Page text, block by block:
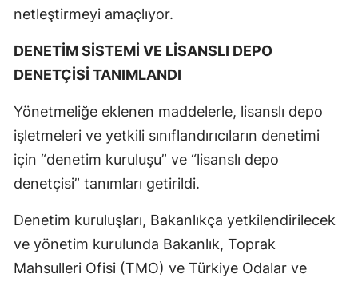
netleştirmeyi amaçlıyor.
DENETİM SİSTEMİ VE LİSANSLI DEPO
DENETÇİSİ TANIMLANDI
Yönetmeliğe eklenen maddelerle, lisanslı depo
işletmeleri ve yetkili sınıflandırıcıların denetimi
için “denetim kuruluşu” ve “lisanslı depo
denetçisi” tanımları getirildi.
Denetim kuruluşları, Bakanlıkça yetkilendirilecek
ve yönetim kurulunda Bakanlık, Toprak
Mahsulleri Ofisi (TMO) ve Türkiye Odalar ve